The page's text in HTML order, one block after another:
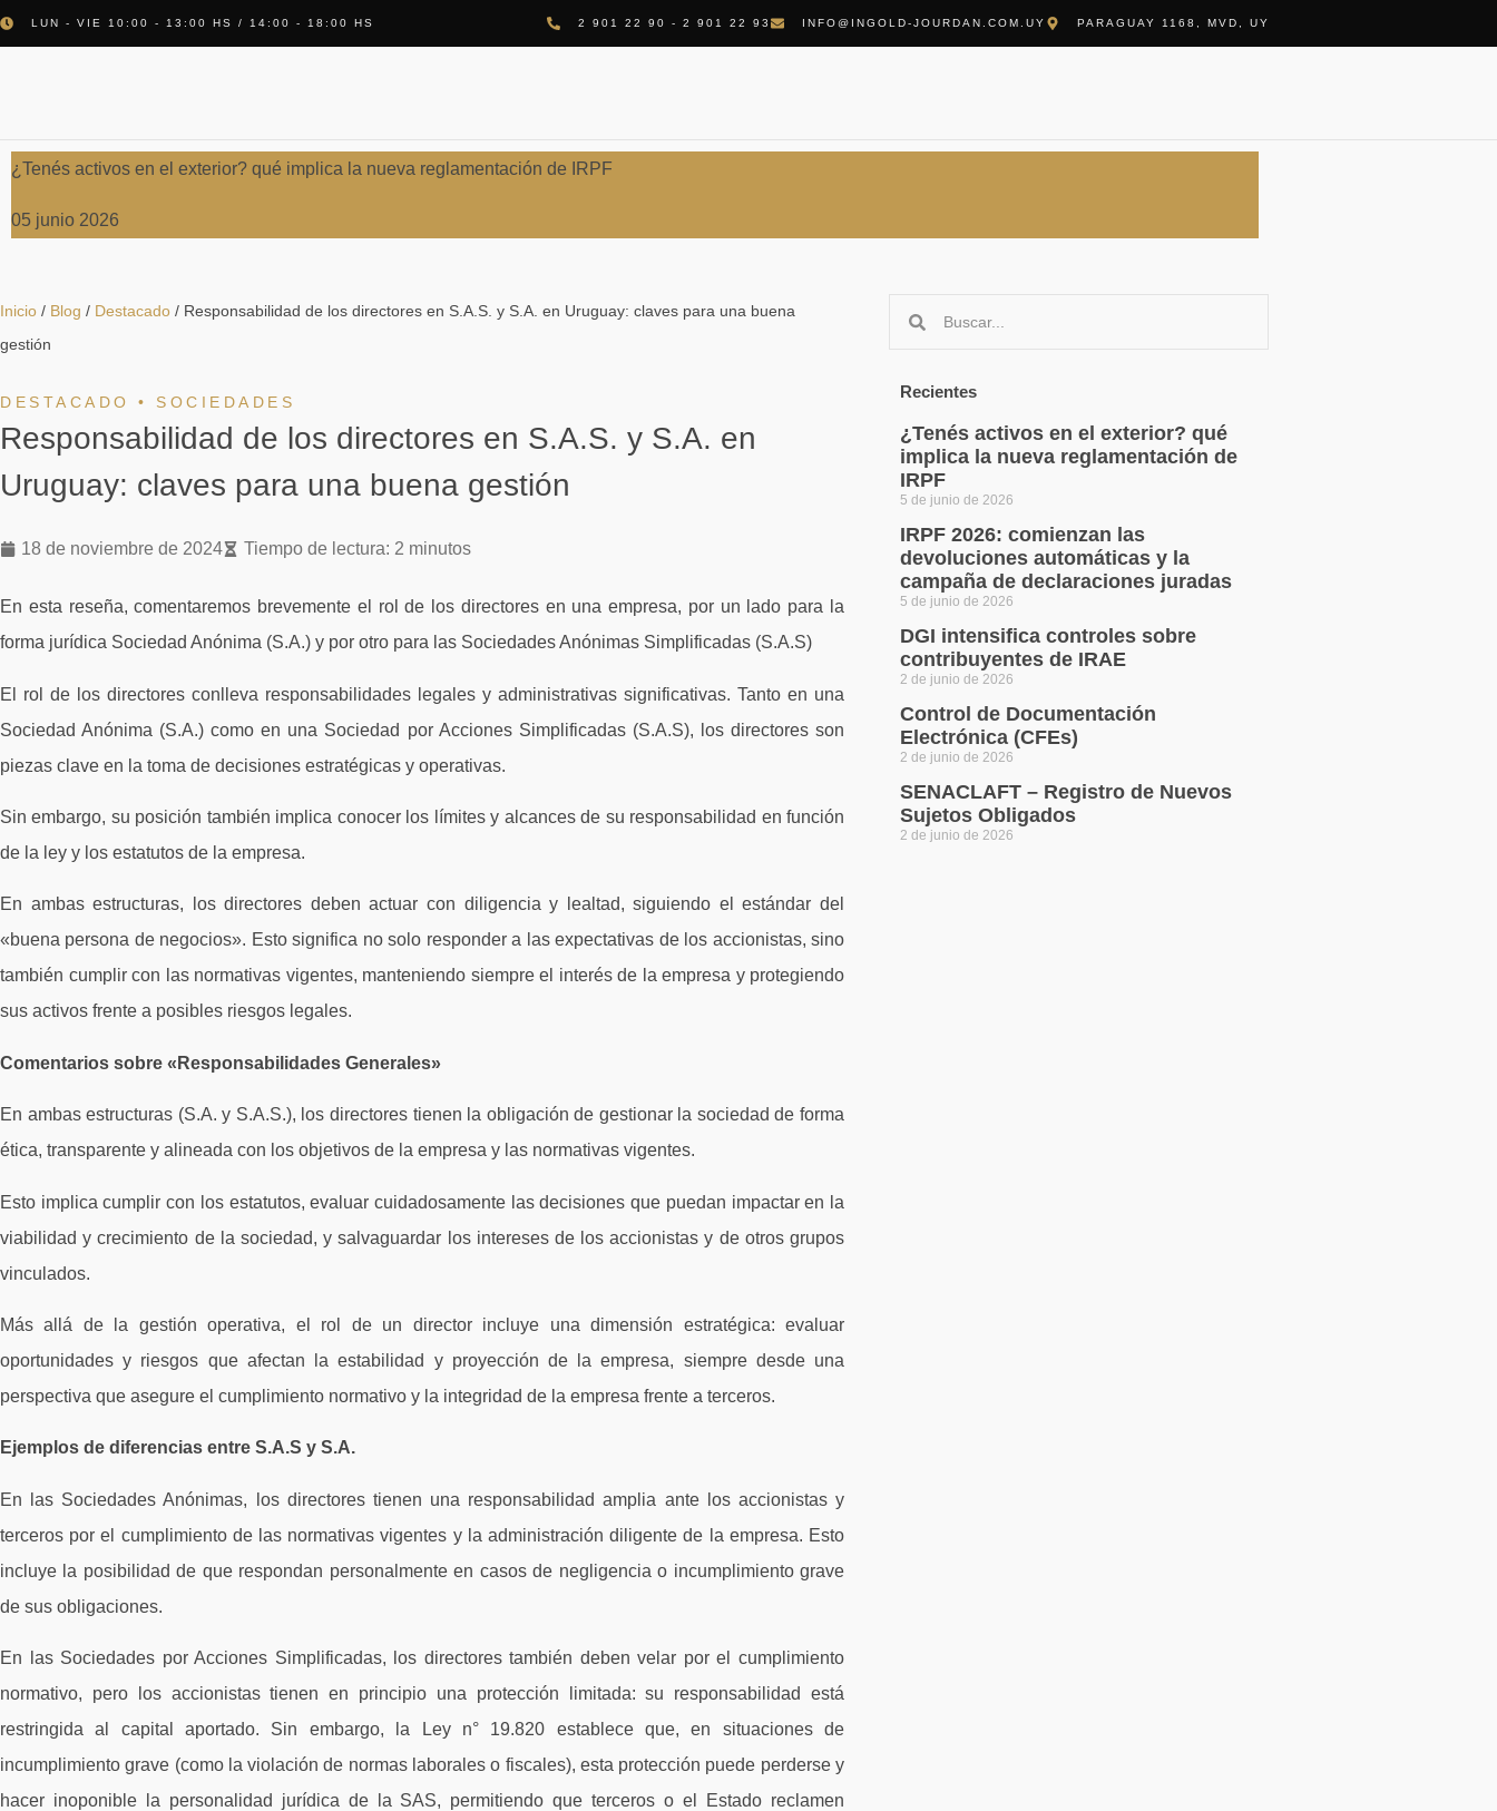
LUN - VIE 10:00 - 13:00 HS / 14:00 - 18:00 HS 2 901 22 90 - 2 901 22 93 INFO@INGOLD-JOURDAN.COM.UY PARAGUAY 1168, MVD, UY
¿Tenés activos en el exterior? qué implica la nueva reglamentación de IRPF
05 junio 2026
Inicio / Blog / Destacado / Responsabilidad de los directores en S.A.S. y S.A. en Uruguay: claves para una buena
gestión
DESTACADO • SOCIEDADES
Responsabilidad de los directores en S.A.S. y S.A. en
Uruguay: claves para una buena gestión
18 de noviembre de 2024 Tiempo de lectura: 2 minutos
En esta reseña, comentaremos brevemente el rol de los directores en una empresa, por un lado para la
forma jurídica Sociedad Anónima (S.A.) y por otro para las Sociedades Anónimas Simplificadas (S.A.S)
El rol de los directores conlleva responsabilidades legales y administrativas significativas. Tanto en una
Sociedad Anónima (S.A.) como en una Sociedad por Acciones Simplificadas (S.A.S), los directores son
piezas clave en la toma de decisiones estratégicas y operativas.
Sin embargo, su posición también implica conocer los límites y alcances de su responsabilidad en función
de la ley y los estatutos de la empresa.
En ambas estructuras, los directores deben actuar con diligencia y lealtad, siguiendo el estándar del
«buena persona de negocios». Esto significa no solo responder a las expectativas de los accionistas, sino
también cumplir con las normativas vigentes, manteniendo siempre el interés de la empresa y protegiendo
sus activos frente a posibles riesgos legales.
Comentarios sobre «Responsabilidades Generales»
En ambas estructuras (S.A. y S.A.S.), los directores tienen la obligación de gestionar la sociedad de forma
ética, transparente y alineada con los objetivos de la empresa y las normativas vigentes.
Esto implica cumplir con los estatutos, evaluar cuidadosamente las decisiones que puedan impactar en la
viabilidad y crecimiento de la sociedad, y salvaguardar los intereses de los accionistas y de otros grupos
vinculados.
Más allá de la gestión operativa, el rol de un director incluye una dimensión estratégica: evaluar
oportunidades y riesgos que afectan la estabilidad y proyección de la empresa, siempre desde una
perspectiva que asegure el cumplimiento normativo y la integridad de la empresa frente a terceros.
Ejemplos de diferencias entre S.A.S y S.A.
En las Sociedades Anónimas, los directores tienen una responsabilidad amplia ante los accionistas y
terceros por el cumplimiento de las normativas vigentes y la administración diligente de la empresa. Esto
incluye la posibilidad de que respondan personalmente en casos de negligencia o incumplimiento grave
de sus obligaciones.
En las Sociedades por Acciones Simplificadas, los directores también deben velar por el cumplimiento
normativo, pero los accionistas tienen en principio una protección limitada: su responsabilidad está
restringida al capital aportado. Sin embargo, la Ley n° 19.820 establece que, en situaciones de
incumplimiento grave (como la violación de normas laborales o fiscales), esta protección puede perderse y
hacer inoponible la personalidad jurídica de la SAS, permitiendo que terceros o el Estado reclamen
Recientes
¿Tenés activos en el exterior? qué
implica la nueva reglamentación de
IRPF
5 de junio de 2026
IRPF 2026: comienzan las
devoluciones automáticas y la
campaña de declaraciones juradas
5 de junio de 2026
DGI intensifica controles sobre
contribuyentes de IRAE
2 de junio de 2026
Control de Documentación
Electrónica (CFEs)
2 de junio de 2026
SENACLAFT – Registro de Nuevos
Sujetos Obligados
2 de junio de 2026